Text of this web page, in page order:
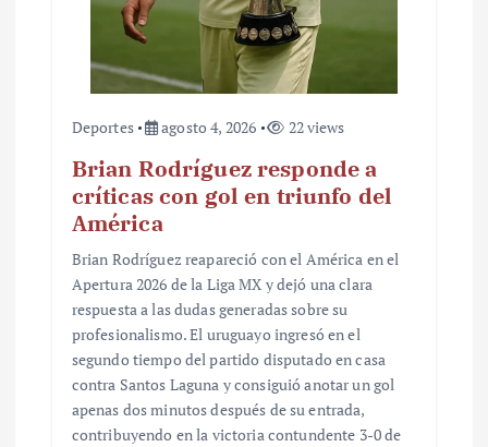
Deportes agosto 4, 2026 22 views
Brian Rodríguez responde a
críticas con gol en triunfo del
América
Brian Rodríguez reapareció con el América en el
Apertura 2026 de la Liga MX y dejó una clara
respuesta a las dudas generadas sobre su
profesionalismo. El uruguayo ingresó en el
segundo tiempo del partido disputado en casa
contra Santos Laguna y consiguió anotar un gol
apenas dos minutos después de su entrada,
contribuyendo en la victoria contundente 3-0 de